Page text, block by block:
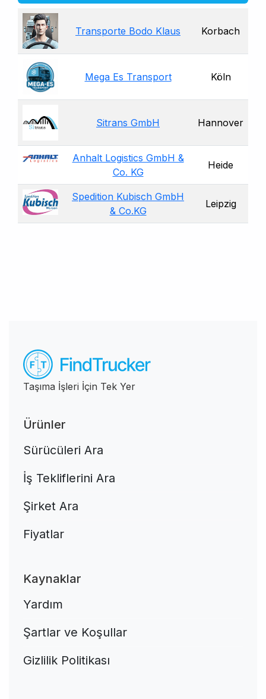
Transporte Bodo Klaus Korbach
Mega Es Transport Köln
Sitrans GmbH Hannover
Anhalt Logistics GmbH &
Co. KG
Heide
Spedition Kubisch GmbH
& Co.KG
Leipzig
Taşıma İşleri İçin Tek Yer
Ürünler
Sürücüleri Ara
İş Tekliflerini Ara
Şirket Ara
Fiyatlar
Kaynaklar
Yardım
Şartlar ve Koşullar
Gizlilik Politikası